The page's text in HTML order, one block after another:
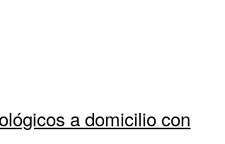
a domicilio con